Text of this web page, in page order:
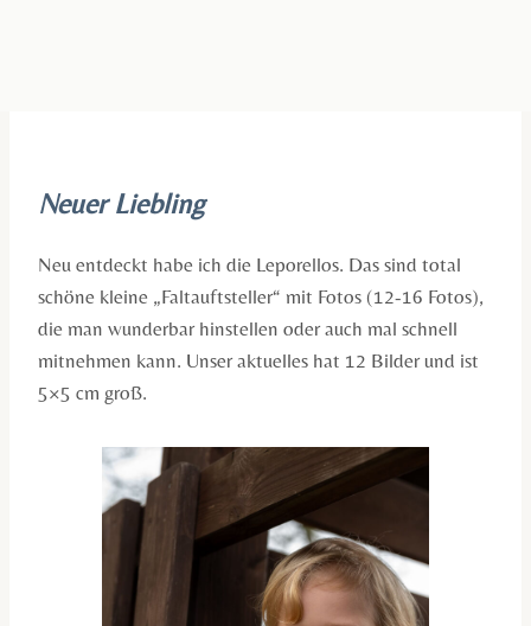
Neuer Liebling
Neu entdeckt habe ich die Leporellos. Das sind total
schöne kleine „Faltauftsteller“ mit Fotos (12-16 Fotos),
die man wunderbar hinstellen oder auch mal schnell
mitnehmen kann. Unser aktuelles hat 12 Bilder und ist
5×5 cm groß.